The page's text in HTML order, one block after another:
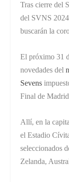
Tras cierre del
del SVNS
buscarán la
El próximo 31
novedades del
Sevens
Final de
Allí, en la
el Estadio
seleccionados
Zelanda,